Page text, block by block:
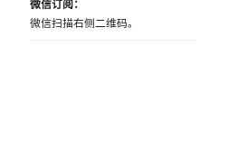
微信订阅：
微信扫描右侧二维码。